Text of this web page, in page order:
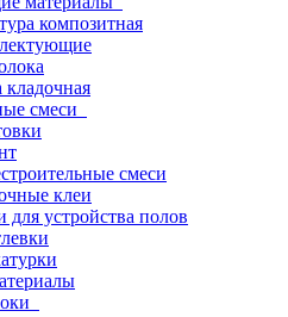
композитная
кладочная
смеси
смеси
клеи
для устройства полов